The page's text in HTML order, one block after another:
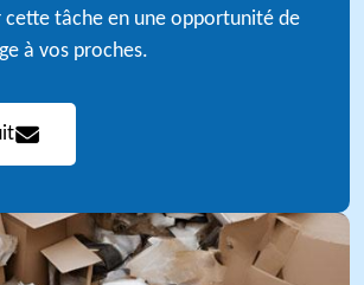
tâche en une opportunité de
à vos proches.